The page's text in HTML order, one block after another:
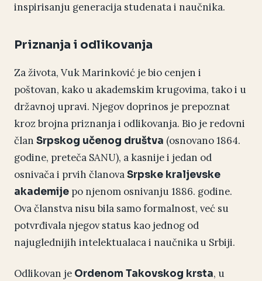
inspirisanju generacija studenata i naučnika.
Priznanja i odlikovanja
Za života, Vuk Marinković je bio cenjen i
poštovan, kako u akademskim krugovima, tako i u
državnoj upravi. Njegov doprinos je prepoznat
kroz brojna priznanja i odlikovanja. Bio je redovni
član Srpskog učenog društva (osnovano 1864.
godine, preteča SANU), a kasnije i jedan od
osnivača i prvih članovaSrpske kraljevske
akademije po njenom osnivanju 1886. godine.
Ova članstva nisu bila samo formalnost, već su
potvrđivala njegov status kao jednog od
najuglednijih intelektualaca i naučnika u Srbiji.
Odlikovan je Ordenom Takovskog krsta, u